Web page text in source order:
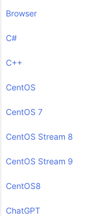
Browser
C#
C++
CentOS
CentOS 7
CentOS Stream 8
CentOS Stream 9
CentOS8
ChatGPT